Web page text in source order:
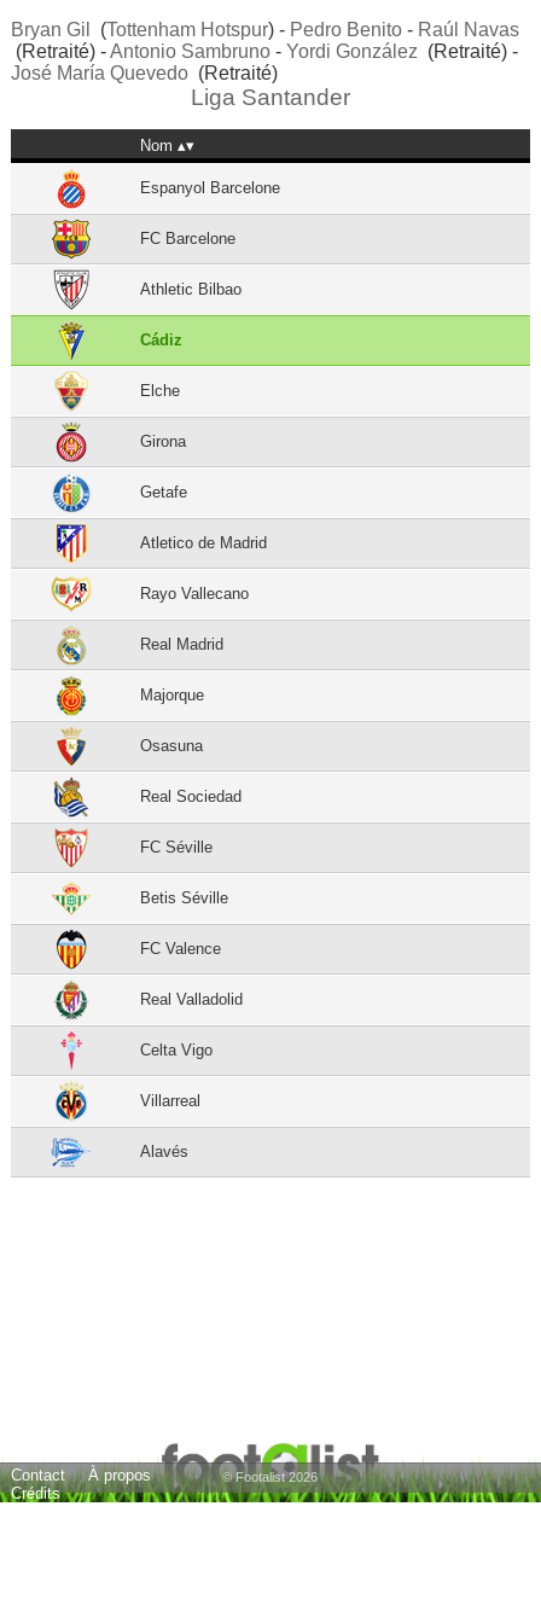
Bryan Gil (Tottenham Hotspur) - Pedro Benito- Raúl Navas
(Retraité) -Antonio Sambruno- Yordi González (Retraité) -
José María Quevedo(Retraité)
Liga Santander
Nom
Espanyol Barcelone
FC Barcelone
Athletic Bilbao
Cádiz
Elche
Girona
Getafe
Atletico de Madrid
Rayo Vallecano
Real Madrid
Majorque
Osasuna
Real Sociedad
FC Séville
Betis Séville
FC Valence
Real Valladolid
Celta Vigo
Villarreal
Alavés
Contact
À propos
Crédits
© Footalist 2026